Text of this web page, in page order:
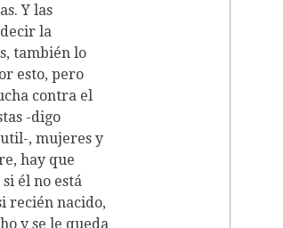
Y las
la
también lo
esto, pero
contra el
-digo
, mujeres y
hay que
él no está
recién nacido,
y se le queda